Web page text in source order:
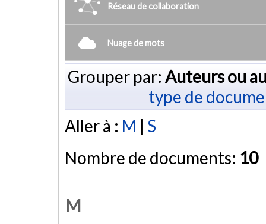
Réseau de collaboration
Nuage de mots
Grouper par: Auteurs ou
type de
Aller à : M | S
Nombre de documents: 10
M